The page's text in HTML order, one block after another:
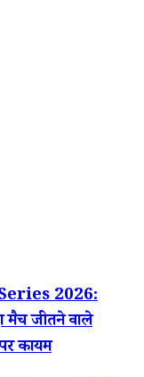
2026:
मैच जीतने वाले
कायम